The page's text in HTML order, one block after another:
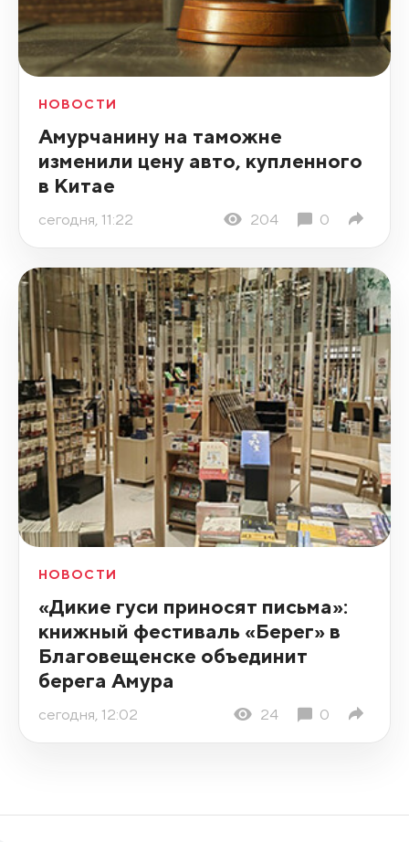
НОВОСТИ
Амурчанину на таможне
изменили цену авто, купленного
в Китае
сегодня, 11:22 204 0
НОВОСТИ
«Дикие гуси приносят письма»:
книжный фестиваль «Берег» в
Благовещенске объединит
берега Амура
сегодня, 12:02 24 0